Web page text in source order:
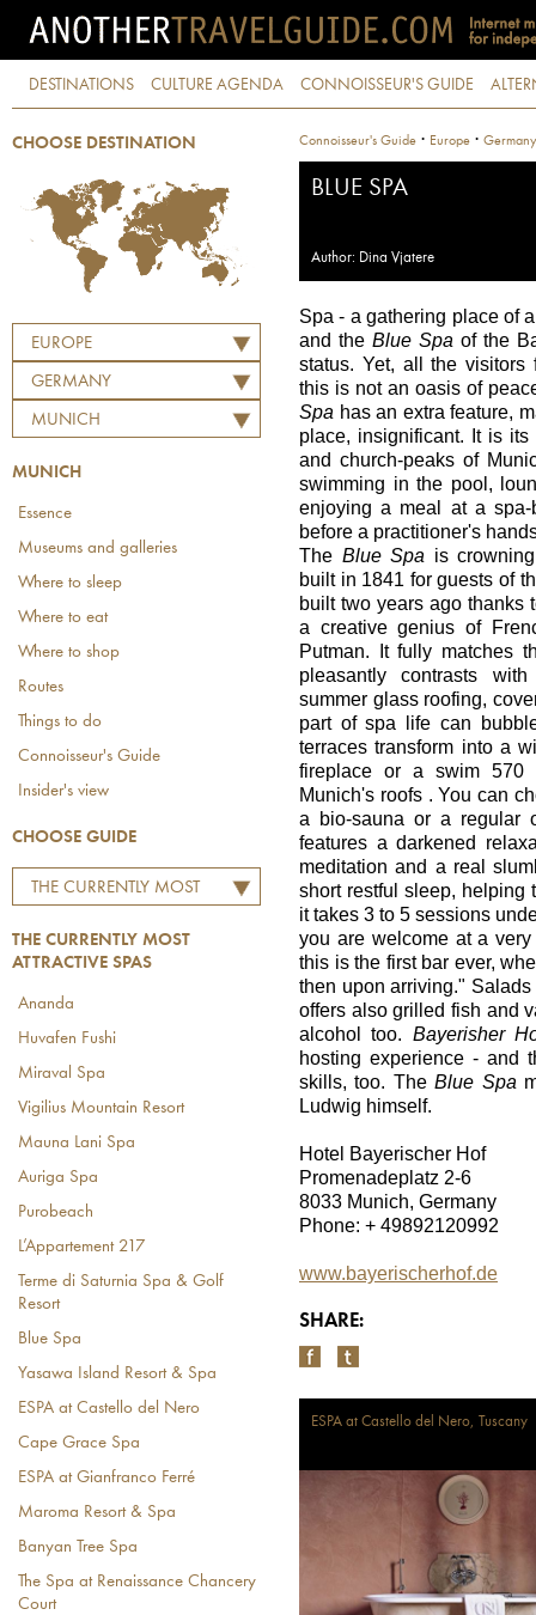
DESTINATIONS CULTURE AGENDA CONNOISSEUR'S GUIDE
CHOOSE DESTINATION
EUROPE
GERMANY
MUNICH
MUNICH
Essence
Museums and galleries
Where to sleep
Where to eat
Where to shop
Routes
Things to do
Connoisseur's Guide
Insider's view
CHOOSE GUIDE
THE CURRENTLY MOST
THE CURRENTLY MOST
ATTRACTIVE SPAS
Ananda
Huvafen Fushi
Miraval Spa
Vigilius Mountain Resort
Mauna Lani Spa
Auriga Spa
Purobeach
L’Appartement 217
Terme di Saturnia Spa & Golf
Resort
Blue Spa
Yasawa Island Resort & Spa
ESPA at Castello del Nero
Cape Grace Spa
ESPA at Gianfranco Ferré
Maroma Resort & Spa
Banyan Tree Spa
The Spa at Renaissance Chancery
Court
Connoisseur's Guide · Europe · Germany
BLUE SPA
Author: Dina Vjatere
Spa - a gathering place of
and the Blue Spa of the
status. Yet, all the visitors
this is not an oasis of
Spa has an extra feature,
place, insignificant. It is
and church-peaks of
swimming in the pool,
enjoying a meal at a spa-
before a practitioner's
The Blue Spa is
built in 1841 for guests of
built two years ago thanks
a creative genius of
Putman. It fully matches
pleasantly contrasts
summer glass roofing,
part of spa life can
terraces transform into a
fireplace or a swim 570
Munich's roofs . You can
a bio-sauna or a regular
features a darkened
meditation and a real
short restful sleep, helping
it takes 3 to 5 sessions
you are welcome at a
this is the first bar ever,
then upon arriving."
offers also grilled fish and
alcohol too. Bayerisher
hosting experience - and
skills, too. TheBlue Spa
Ludwig himself.
Hotel Bayerischer Hof
Promenadeplatz 2-6
8033 Munich, Germany
Phone: + 49892120992
www.bayerischerhof.de
SHARE:
ESPA at Castello del Nero, Tuscany